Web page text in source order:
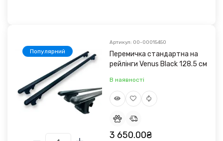
Популярний
Артикул: 00-00015450
Перемичка стандартна на
рейлінги Venus Black 128.5 см
В наявності
3 650.00₴